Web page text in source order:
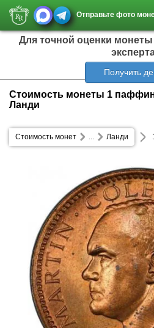
Отправьте фото
Для точной оценки
Получить
Стоимость монеты 1 паффин
Ланди
Стоимость монет Ланди
...